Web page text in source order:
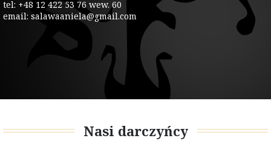
tel: +48 12 422 53 76 wew. 60
email: salawaaniela@gmail.com
Nasi darczyńcy